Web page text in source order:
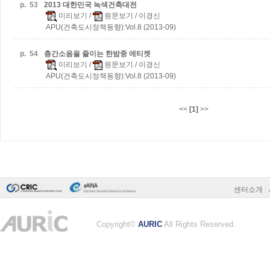
p. 53
2013 대한민국 녹색건축대전
미리보기 / 원문보기 / 이경신
APU(건축도시정책동향):Vol.8 (2013-09)
p. 54
층간소음을 줄이는 한밤중 에티켓
미리보기 / 원문보기 / 이경신
APU(건축도시정책동향):Vol.8 (2013-09)
<< [1] >>
센터소개
Copyright© AURIC All Rights Reserved.